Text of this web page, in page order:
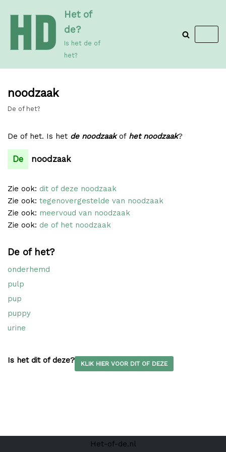
de
inhoud
Het of
de?
Is het de of
het?
noodzaak
De of het?
De of het. Is het de noodzaakof het noodzaak?
De noodzaak
Zie ook: dit of deze noodzaak
Zie ook: tegenovergestelde van noodzaak
Zie ook: meervoud van noodzaak
Zie ook: de of het noodzaak
De of het?
onderhemd
pulp
pup
puppy
urine
Is het dit of deze? KLIK HIER VOOR DIT OF DEZE
Het-of-de.nl